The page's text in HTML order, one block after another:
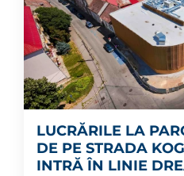
LUCRĂRILE LA
DE PE STRADA
INTRĂ ÎN LINIE